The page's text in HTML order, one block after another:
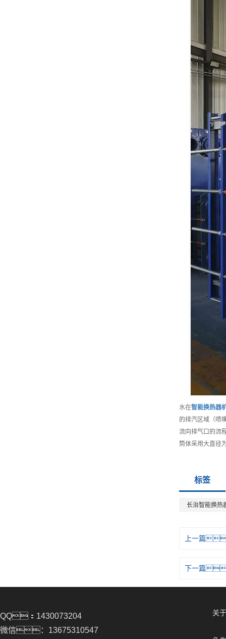
水在智能换热器
的排汽区域（
流向排气口的
筒体采用大直
标签
长治智能换热
上一篇
下一篇
QQ：1430073204
微信：13675310547
关